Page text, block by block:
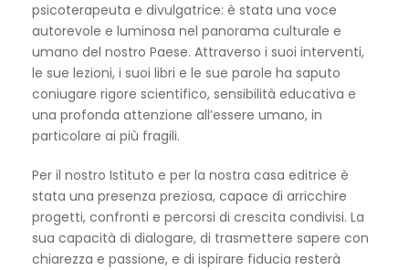
psicoterapeuta e divulgatrice: è stata una voce
autorevole e luminosa nel panorama culturale e
umano del nostro Paese. Attraverso i suoi interventi,
le sue lezioni, i suoi libri e le sue parole ha saputo
coniugare rigore scientifico, sensibilità educativa e
una profonda attenzione all’essere umano, in
particolare ai più fragili.
Per il nostro Istituto e per la nostra casa editrice è
stata una presenza preziosa, capace di arricchire
progetti, confronti e percorsi di crescita condivisi. La
sua capacità di dialogare, di trasmettere sapere con
chiarezza e passione, e di ispirare fiducia resterà